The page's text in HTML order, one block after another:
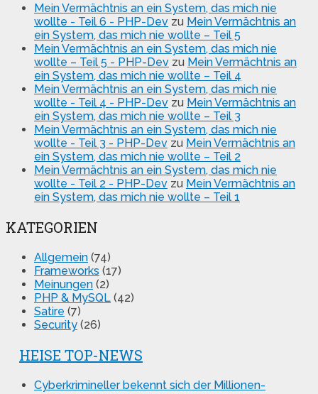
Mein Vermächtnis an ein System, das mich nie
wollte - Teil 6 - PHP-Dev zu Mein Vermächtnis an
ein System, das mich nie wollte – Teil 5
Mein Vermächtnis an ein System, das mich nie
wollte – Teil 5 - PHP-Dev zu Mein Vermächtnis an
ein System, das mich nie wollte – Teil 4
Mein Vermächtnis an ein System, das mich nie
wollte - Teil 4 - PHP-Dev zu Mein Vermächtnis an
ein System, das mich nie wollte – Teil 3
Mein Vermächtnis an ein System, das mich nie
wollte - Teil 3 - PHP-Dev zu Mein Vermächtnis an
ein System, das mich nie wollte – Teil 2
Mein Vermächtnis an ein System, das mich nie
wollte - Teil 2 - PHP-Dev zu Mein Vermächtnis an
ein System, das mich nie wollte – Teil 1
KATEGORIEN
Allgemein (74)
Frameworks (17)
Meinungen (2)
PHP & MySQL (42)
Satire (7)
Security (26)
HEISE TOP-NEWS
Cyberkrimineller bekennt sich der Millionen-